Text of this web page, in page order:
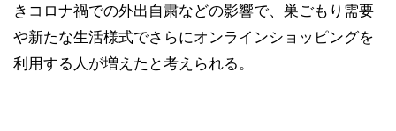
きコロナ禍での外出自粛などの影響で、巣ごもり需要
や新たな生活様式でさらにオンラインショッピングを
利用する人が増えたと考えられる。